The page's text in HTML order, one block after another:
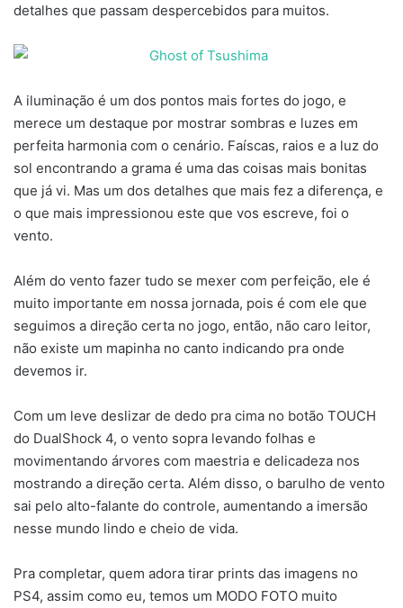
detalhes que passam despercebidos para muitos.
A iluminação é um dos pontos mais fortes do jogo, e
merece um destaque por mostrar sombras e luzes em
perfeita harmonia com o cenário. Faíscas, raios e a luz do
sol encontrando a grama é uma das coisas mais bonitas
que já vi. Mas um dos detalhes que mais fez a diferença, e
o que mais impressionou este que vos escreve, foi o
vento.
Além do vento fazer tudo se mexer com perfeição, ele é
muito importante em nossa jornada, pois é com ele que
seguimos a direção certa no jogo, então, não caro leitor,
não existe um mapinha no canto indicando pra onde
devemos ir.
Com um leve deslizar de dedo pra cima no botão TOUCH
do DualShock 4, o vento sopra levando folhas e
movimentando árvores com maestria e delicadeza nos
mostrando a direção certa. Além disso, o barulho de vento
sai pelo alto-falante do controle, aumentando a imersão
nesse mundo lindo e cheio de vida.
Pra completar, quem adora tirar prints das imagens no
PS4, assim como eu, temos um MODO FOTO muito